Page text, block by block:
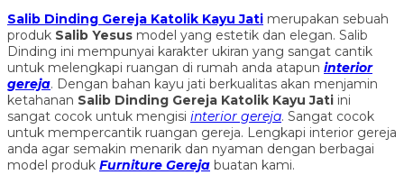
Salib Dinding Gereja Katolik Kayu Jati merupakan sebuah
produk Salib Yesus model yang estetik dan elegan. Salib
Dinding ini mempunyai karakter ukiran yang sangat cantik
untuk melengkapi ruangan di rumah anda atapun interior
gereja. Dengan bahan kayu jati berkualitas akan menjamin
ketahanan Salib Dinding Gereja Katolik Kayu Jati ini
sangat cocok untuk mengisi interior gereja. Sangat cocok
untuk mempercantik ruangan gereja. Lengkapi interior gereja
anda agar semakin menarik dan nyaman dengan berbagai
model produk Furniture Gereja buatan kami.